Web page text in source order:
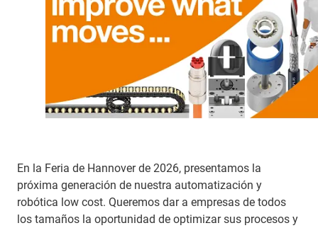
En la Feria de Hannover de 2026, presentamos la
próxima generación de nuestra automatización y
robótica low cost. Queremos dar a empresas de todos
los tamaños la oportunidad de optimizar sus procesos y